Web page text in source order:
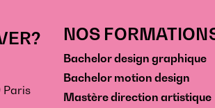
Paris
NOS
Bachelor design graphique
Bachelor motion design
Mastère direction artistique